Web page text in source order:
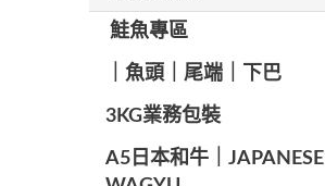
️ 鮭魚專區
️｜魚頭｜尾端｜下巴
️3KG業務包裝
A5日本和牛｜JAPANESE